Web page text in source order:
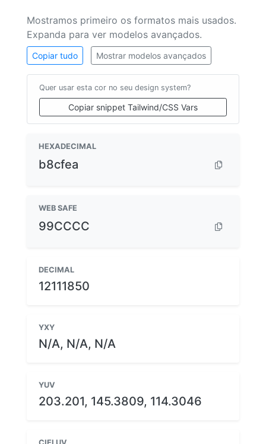
Mostramos primeiro os formatos mais usados.
Expanda para ver modelos avançados.
Copiar tudo Mostrar modelos avançados
Quer usar esta cor no seu design system?
Copiar snippet Tailwind/CSS Vars
HEXADECIMAL
b8cfea
WEB SAFE
99CCCC
DECIMAL
12111850
YXY
N/A, N/A, N/A
YUV
203.201, 145.3809, 114.3046
CIELUV